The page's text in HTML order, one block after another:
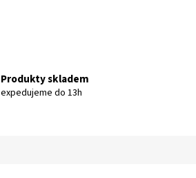
Produkty skladem
expedujeme do 13h